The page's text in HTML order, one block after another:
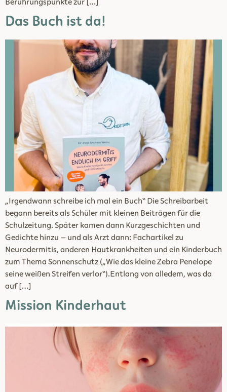
Berührungspunkte zur […]
Das Buch ist da!
„Irgendwann schreibe ich mal ein Buch“ Die Schreibarbeit
begann bereits als Schüler mit kleinen Beiträgen für die
Schulzeitung. Später kamen dann Kurzgeschichten und
Gedichte hinzu – und als Arzt dann: Fachartikel zu
Neurodermitis, anderen Hautkrankheiten und ein Kinderbuch
zum Thema Sonnenschutz („Wie das kleine Zebra Penelope
seine weißen Streifen verlor“).Entlang von alledem, was da
auf […]
Mission Kinderhaut